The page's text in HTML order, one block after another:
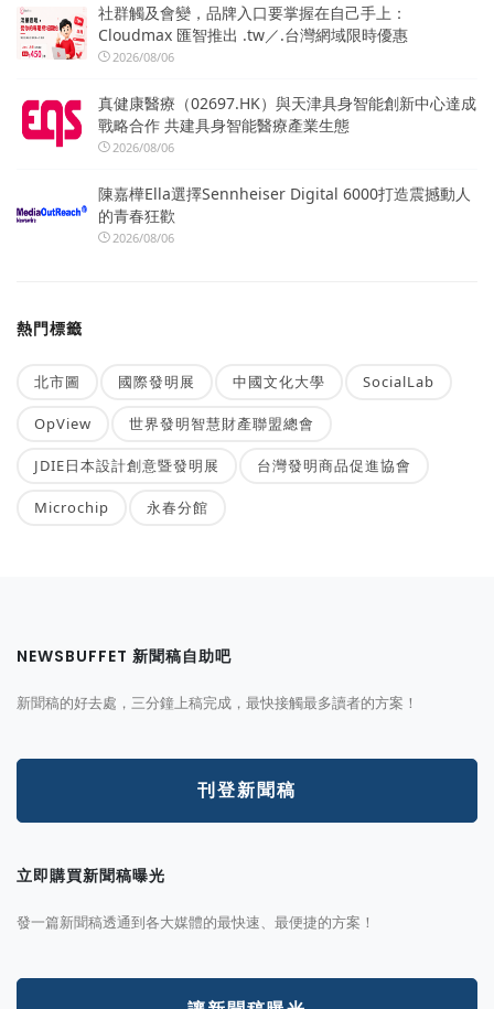
社群觸及會變，品牌入口要掌握在自己手上：
Cloudmax 匯智推出 .tw／.台灣網域限時優惠
2026/08/06
真健康醫療（02697.HK）與天津具身智能創新中心達成
戰略合作 共建具身智能醫療產業生態
2026/08/06
陳嘉樺Ella選擇Sennheiser Digital 6000打造震撼動人
的青春狂歡
2026/08/06
熱門標籤
北市圖 國際發明展 中國文化大學 SocialLab
OpView 世界發明智慧財產聯盟總會
JDIE日本設計創意暨發明展 台灣發明商品促進協會
Microchip 永春分館
NEWSBUFFET 新聞稿自助吧
新聞稿的好去處，三分鐘上稿完成，最快接觸最多讀者的方案！
刊登新聞稿
立即購買新聞稿曝光
發一篇新聞稿透通到各大媒體的最快速、最便捷的方案！